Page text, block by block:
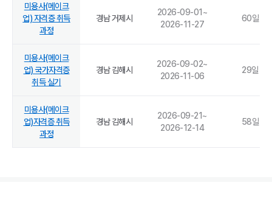
미용사(메이크
업) 자격증 취득
과정
경남 거제시
2026-09-01 ~
2026-11-27
60일
미용사(메이크
업) 국가자격증
취득 실기
경남 김해시
2026-09-02~
2026-11-06
29일
미용사(메이크
업)자격증 취득
과정
경남 김해시
2026-09-21~
2026-12-14
58일